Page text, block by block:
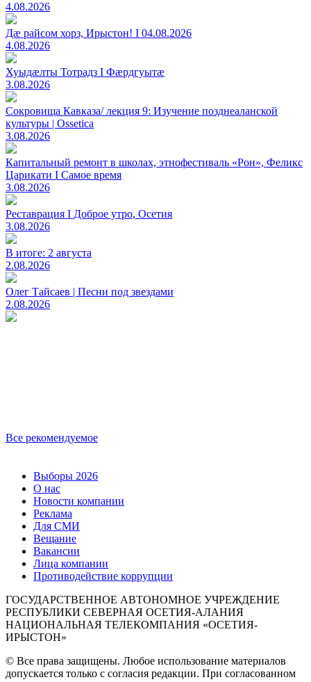
4.08.2026
Дæ райсом хорз, Ирыстон! I 04.08.2026
4.08.2026
Хуыдæлты Тотрадз I Фæрдгуытæ
3.08.2026
Сокровища Кавказа/ лекция 9: Изучение позднеаланской
культуры | Ossetica
3.08.2026
Капитальный ремонт в школах, этнофестиваль «Рон», Феликс
Царикати I Самое время
3.08.2026
Реставрация I Доброе утро, Осетия
3.08.2026
В итоге: 2 августа
2.08.2026
Олег Тайсаев | Песни под звездами
2.08.2026
Все рекомендуемое
Выборы 2026
О нас
Новости компании
Реклама
Для СМИ
Вещание
Вакансии
Лица компании
Противодействие коррупции
ГОСУДАРСТВЕННОЕ АВТОНОМНОЕ УЧРЕЖДЕНИЕ
РЕСПУБЛИКИ СЕВЕРНАЯ ОСЕТИЯ-АЛАНИЯ
НАЦИОНАЛЬНАЯ ТЕЛЕКОМПАНИЯ «ОСЕТИЯ-
ИРЫСТОН»
© Все права защищены. Любое использование материалов
допускается только с согласия редакции. При согласованном